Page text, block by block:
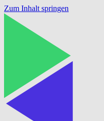
Zum Inhalt springen